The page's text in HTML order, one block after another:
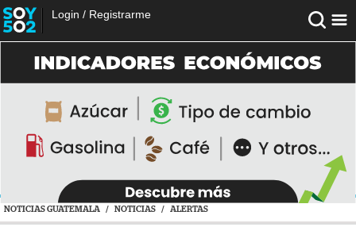
Login / Registrarme
NOTICIAS GUATEMALA / NOTICIAS / ALERTAS